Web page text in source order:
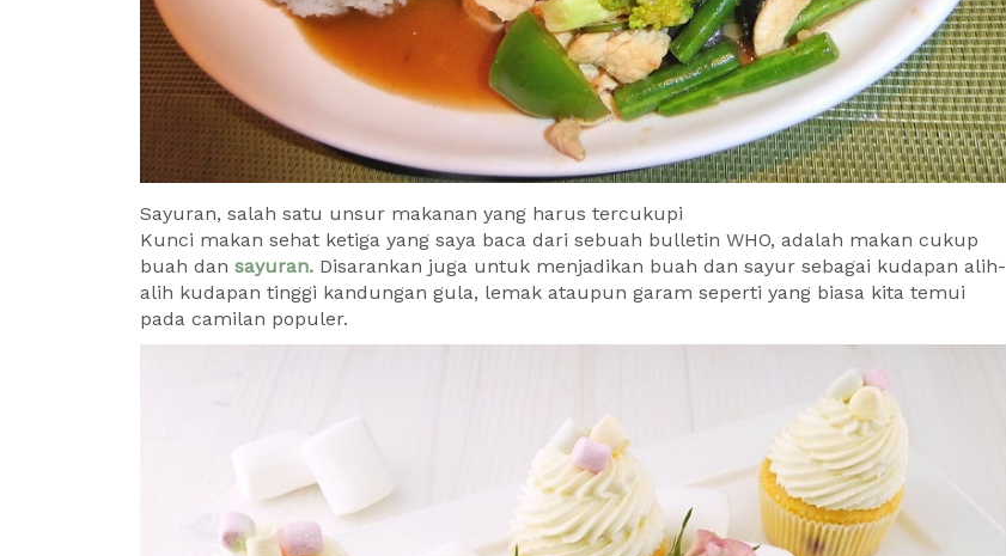
Sayuran, salah satu unsur makanan yang harus tercukupi
Kunci makan sehat ketiga yang saya baca dari sebuah bulletin WHO, adalah makan cukup
buah dan sayuran. Disarankan juga untuk menjadikan buah dan sayur sebagai kudapan alih-
alih kudapan tinggi kandungan gula, lemak ataupun garam seperti yang biasa kita temui
pada camilan populer.